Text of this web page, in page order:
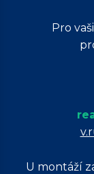
Pro
U montáží